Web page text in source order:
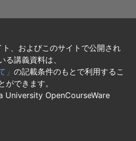
、およびこのサイトで公開され
る講義資料は、
」 の記載条件のもとで利用するこ
ができます。
University OpenCourseWare